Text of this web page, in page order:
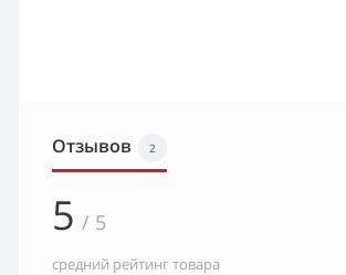
Отзывов 2
5 / 5
средний рейтинг товара